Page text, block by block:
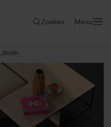
Zoeken Menu
Lithofin